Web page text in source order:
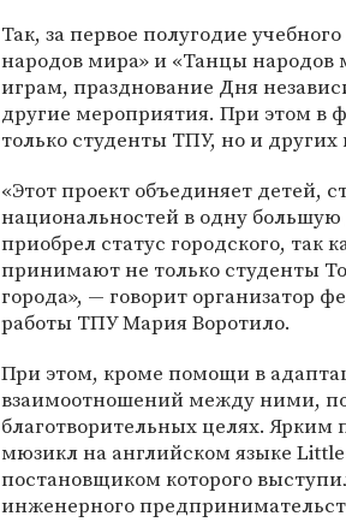
Так, за первое полугодие
народов мира» и «Танцы
играм, празднование Дня
другие мероприятия. При этом в
только студенты ТПУ, но и других
«Этот проект объединяет детей,
национальностей в одну
приобрел статус городского, так
принимают не только студенты
города», — говорит организатор
работы ТПУ Мария Воротило.
При этом, кроме помощи в
взаимоотношений между ними,
благотворительных целях.
мюзикл на английском языке
постановщиком которого
инженерного